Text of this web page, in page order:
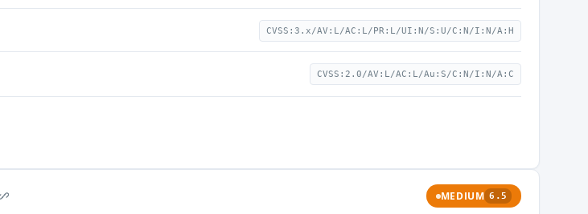
CVSS:3.x/AV:L/AC:L/PR:L/UI:N/S:U/C:N/I:N/A:H
CVSS:2.0/AV:L/AC:L/Au:S/C:N/I:N/A:C
MEDIUM 6.5